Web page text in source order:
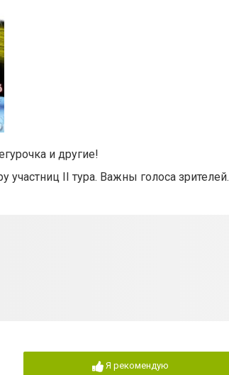
и другие!
ІІ тура. Важны голоса зрителей.
Я рекомендую